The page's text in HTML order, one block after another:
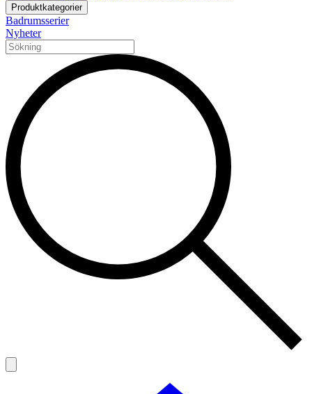
Produktkategorier
Badrumsserier
Nyheter